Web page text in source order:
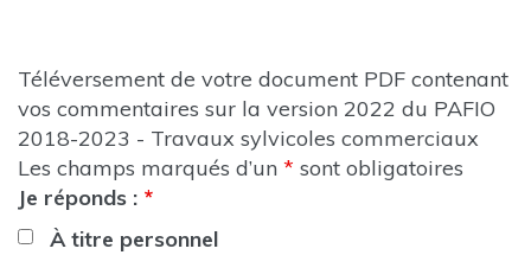
Téléversement de votre document PDF contenant
vos commentaires sur la version 2022 du PAFIO
2018-2023 - Travaux sylvicoles commerciaux
Les champs marqués d’un * sont obligatoires
Je réponds : *
À titre personnel